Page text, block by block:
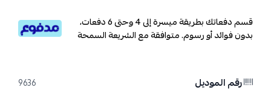
قسم دفعاتك بطريقة ميسرة إلى 4 وحتى 6 دفعات،
بدون فوائد أو رسوم. متوافقة مع الشريعة السمحة
رقم الموديل 9636